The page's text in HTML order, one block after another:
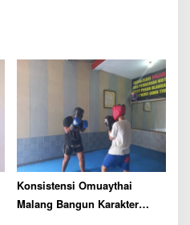
Konsistensi Omuaythai
Malang Bangun Karakter